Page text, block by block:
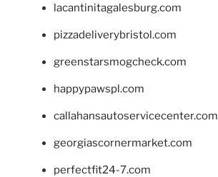
lacantinitagalesburg.com
pizzadeliverybristol.com
greenstarsmogcheck.com
happypawspl.com
callahansautoservicecenter.com
georgiascornermarket.com
perfectfit24-7.com